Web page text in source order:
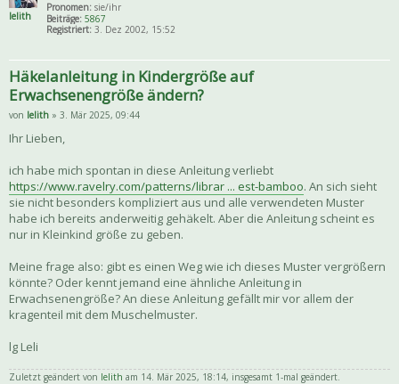
lelith
Pronomen: sie/ihr
Beiträge: 5867
Registriert: 3. Dez 2002, 15:52
Häkelanleitung in Kindergröße auf
Erwachsenengröße ändern?
von lelith » 3. Mär 2025, 09:44
Ihr Lieben,
ich habe mich spontan in diese Anleitung verliebt
https://www.ravelry.com/patterns/librar ... est-bamboo. An sich sieht
sie nicht besonders kompliziert aus und alle verwendeten Muster
habe ich bereits anderweitig gehäkelt. Aber die Anleitung scheint es
nur in Kleinkind größe zu geben.
Meine frage also: gibt es einen Weg wie ich dieses Muster vergrößern
könnte? Oder kennt jemand eine ähnliche Anleitung in
Erwachsenengröße? An diese Anleitung gefällt mir vor allem der
kragenteil mit dem Muschelmuster.
lg Leli
Zuletzt geändert von lelith am 14. Mär 2025, 18:14, insgesamt 1-mal geändert.